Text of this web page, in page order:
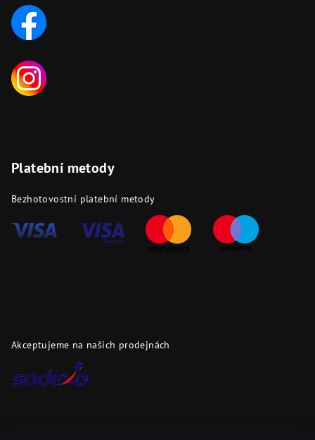
Platební metody
Bezhotovostní platební metody
Akceptujeme na našich prodejnách